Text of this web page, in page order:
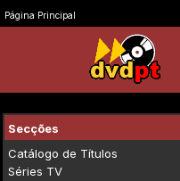
Página Principal
Secções
Catálogo de Títulos
Séries TV